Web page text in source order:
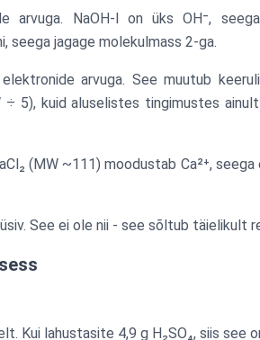
arvuga. NaOH-l on üks OH⁻,
seega jagage molekulmass 2-ga.
arvuga. See muutub
5), kuid aluselistes tingimustes
(MW ~111) moodustab Ca²⁺,
See ei ole nii - see sõltub täielikult
Kui lahustasite 4,9 g H₂SO₄, siis see